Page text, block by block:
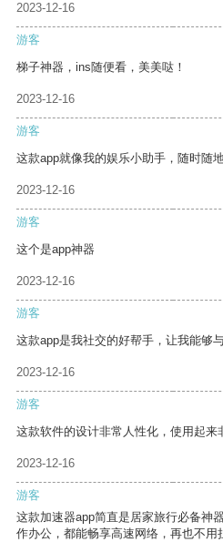
2023-12-16
游客
梯子神器，ins随便看，美美哒！
2023-12-16
游客
这款app就像我的娱乐小助手，随时随
2023-12-16
游客
这个是app神器
2023-12-16
游客
这款app是我社交的好帮手，让我能够
2023-12-16
游客
这款软件的设计非常人性化，使用起来
2023-12-16
游客
这款加速器app简直是居家旅行必备神
作办公，都能畅享高速网络，再也不用